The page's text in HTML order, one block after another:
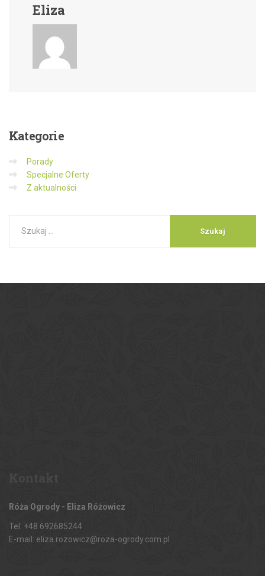
Eliza
Kategorie
Porady
Specjalne Oferty
Z aktualności
Róża Ogrody - Eliza Różowicz
Tel: +48 692685244
E-mail: eliza.rozowicz@roza-ogrody.com.pl